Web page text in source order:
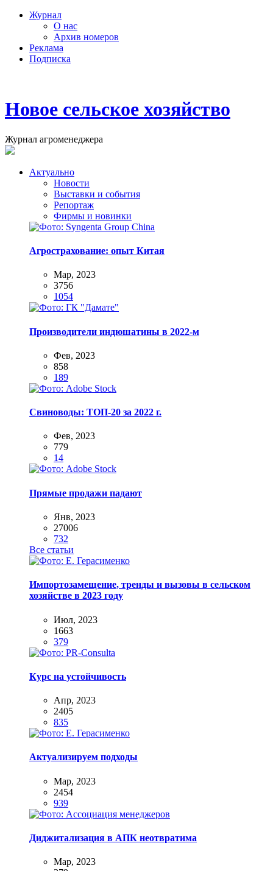
Журнал
О нас
Архив номеров
Реклама
Подписка
Новое сельское хозяйство
Журнал агроменеджера
Актуально
Новости
Выставки и события
Репортаж
Фирмы и новинки
Агрострахование: опыт Китая
Мар, 2023
3756
1054
Производители индюшатины в 2022-м
Фев, 2023
858
189
Свиноводы: ТОП-20 за 2022 г.
Фев, 2023
779
14
Прямые продажи падают
Янв, 2023
27006
732
Все статьи
Импортозамещение, тренды и вызовы в сельском
хозяйстве в 2023 году
Июл, 2023
1663
379
Курс на устойчивость
Апр, 2023
2405
835
Актуализируем подходы
Мар, 2023
2454
939
Диджитализация в АПК неотвратима
Мар, 2023